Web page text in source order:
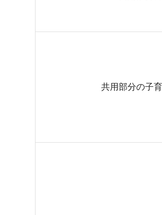
共用部分の子